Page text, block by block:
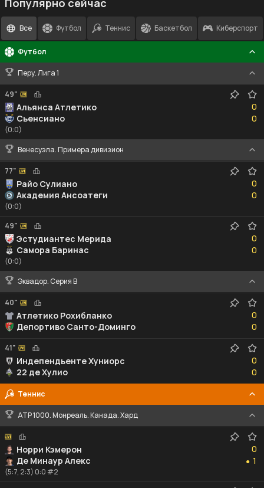
Популярно сейчас
Все Футбол Теннис Баскетбол Киберспорт
Футбол
Перу. Лига 1
49"
Альянса Атлетико
Сьенсиано
0
0
0
0
(0:0)
Венесуэла. Примера дивизион
77"
Райо Сулиано
Академия Ансоатеги
0
0
0
0
(0:0)
49"
Эстудиантес Мерида
Самора Баринас
0
0
0
0
(0:0)
Эквадор. Серия В
40"
Атлетико Рохибланко
Депортиво Санто-Доминго
0
0
0
0
41"
Индепендьенте Хуниорс
22 де Хулио
0
0
0
0
Теннис
ATP 1000. Монреаль. Канада. Хард
Норри Кэмерон
Де Минаур Алекс
0
0
●
1
1
(5:7, 2:3) 0:0 #2